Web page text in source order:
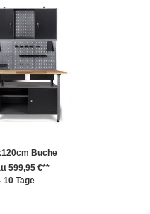
Buche
599,95 €**
10 Tage